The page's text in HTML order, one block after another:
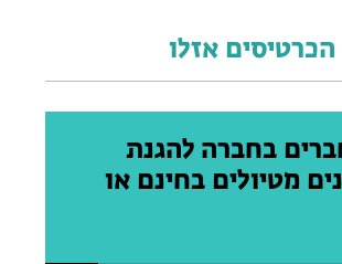
הכרטיסים אזלו
בחברה להגנת
מטיולים בחינם או